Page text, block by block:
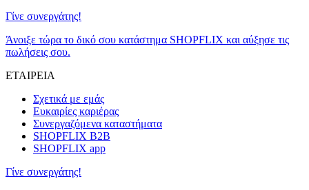
Γίνε συνεργάτης!
Άνοιξε τώρα το δικό σου κατάστημα SHOPFLIX και αύξησε τις
πωλήσεις σου.
ΕΤΑΙΡΕΙΑ
Σχετικά με εμάς
Ευκαιρίες καριέρας
Συνεργαζόμενα καταστήματα
SHOPFLIX B2B
SHOPFLIX app
Γίνε συνεργάτης!